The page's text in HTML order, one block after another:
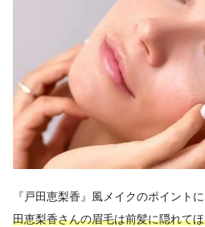
『戸田恵梨香』風メイクのポイント
田恵梨香さんの眉毛は前髪に隠れて